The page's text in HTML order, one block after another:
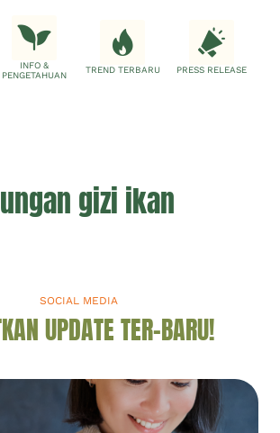
INFO &
PENGETAHUAN
TREND TERBARU PRESS RELEASE
gizi ikan
SOCIAL MEDIA
UPDATE TER-BARU!